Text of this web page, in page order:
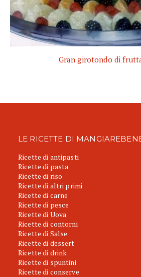
Gran girotondo di
LE RICETTE DI
Ricette di antipasti
Ricette di pasta
Ricette di riso
Ricette di altri primi
Ricette di carne
Ricette di pesce
Ricette di Uova
Ricette di contorni
Ricette di Salse
Ricette di dessert
Ricette di drink
Ricette di spuntini
Ricette di conserve